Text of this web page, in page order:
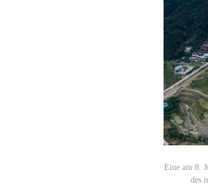
Eine am 8.
des